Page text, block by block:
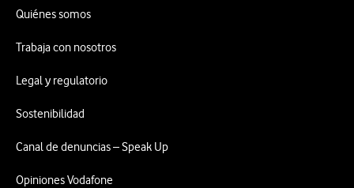
Quiénes somos
Trabaja con nosotros
Legal y regulatorio
Sostenibilidad
Canal de denuncias – Speak Up
Opiniones Vodafone